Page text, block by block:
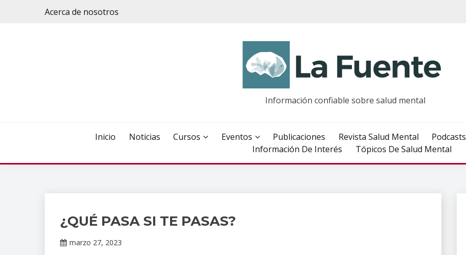
Acerca de nosotros
Información confiable sobre salud mental
Inicio Noticias Cursos Eventos Publicaciones Revista Salud Mental Podcasts
Información De Interés
Tópicos De Salud Mental
Información
de interés
¿QUÉ PASA SI TE PASAS?
marzo 27, 2023